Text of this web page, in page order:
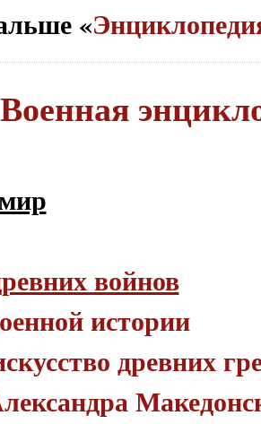
«
Военная
войнов
истории
древних